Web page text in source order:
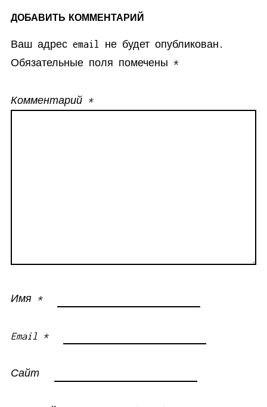
ДОБАВИТЬ КОММЕНТАРИЙ
Ваш адрес email не будет опубликован.
Обязательные поля помечены *
Комментарий *
Имя *
Email *
Сайт